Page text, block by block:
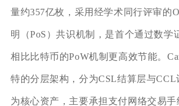
量约357亿枚，采用经学术同行评审的
明（PoS）共识机制，是首个通过数学
相比比特币的PoW机制更高效节能。
特的分层架构，分为CSL结算层与
为核心资产，主要承担支付网络交易